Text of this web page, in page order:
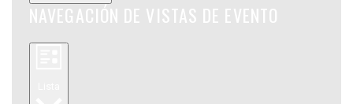
NAVEGACIÓN DE VISTAS DE EVENTO